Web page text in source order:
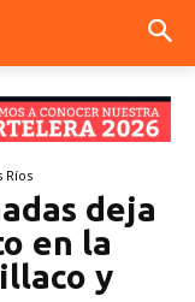
Ríos
deja
en la
y